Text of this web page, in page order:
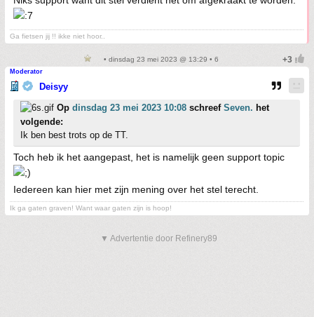
Ga fietsen jij !! ikke niet hoor..
• dinsdag 23 mei 2023 @ 13:29 • 6
Moderator
Deisyy
Op dinsdag 23 mei 2023 10:08 schreef Seven. het
volgende:
Ik ben best trots op de TT.
Toch heb ik het aangepast, het is namelijk geen support topic
Iedereen kan hier met zijn mening over het stel terecht.
Ik ga gaten graven! Want waar gaten zijn is hoop!
▼ Advertentie door Refinery89